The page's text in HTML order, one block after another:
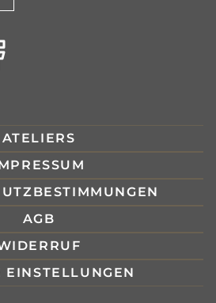
ATELIERS
AGB
EINSTELLUNGEN